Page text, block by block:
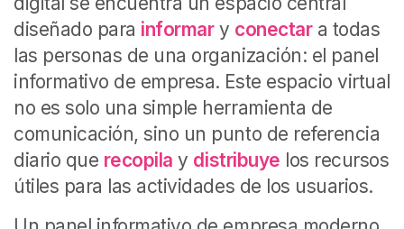
diseñado para informary conectara todas
las personas de una organización: el panel
informativo de empresa. Este espacio virtual
no es solo una simple herramienta de
comunicación, sino un punto de referencia
diario que recopila y distribuye los recursos
útiles para las actividades de los usuarios.